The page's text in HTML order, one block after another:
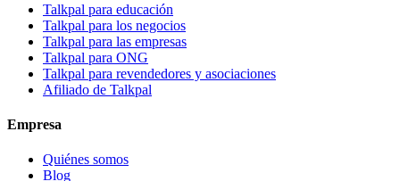
Talkpal para educación
Talkpal para los negocios
Talkpal para las empresas
Talkpal para ONG
Talkpal para revendedores y asociaciones
Afiliado de Talkpal
Empresa
Quiénes somos
Blog